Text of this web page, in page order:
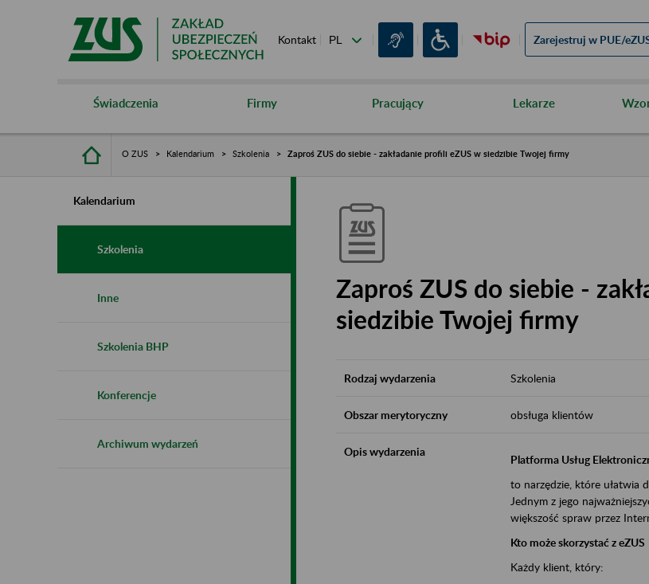
Kontakt Zarejestruj w PUE/
Świadczenia Firmy Pracujący Lekarze
O ZUS Kalendarium Szkolenia Zaproś ZUS do siebie - zakładanie profili eZUS w siedzibie Twojej firmy
Kalendarium
Szkolenia
Inne
Szkolenia BHP
Konferencje
Archiwum wydarzeń
Zaproś ZUS do siebie -
siedzibie Twojej firmy
Rodzaj wydarzenia Szkolenia
Obszar merytoryczny obsługa klientów
Opis wydarzenia
Platforma Usług
to narzędzie, które ułatwia
Jednym z jego
większość spraw przez
Kto może skorzystać z eZUS
Każdy klient, który: